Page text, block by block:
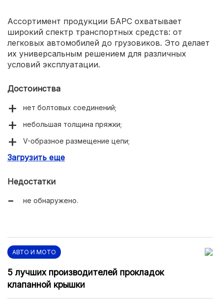
Ассортимент продукции БАРС охватывает
широкий спектр транспортных средств: от
легковых автомобилей до грузовиков. Это делает
их универсальным решением для различных
условий эксплуатации.
Достоинства
нет болтовых соединений;
небольшая толщина пряжки;
V-образное размещение цепи;
широкий ассортимент.
Загрузить еще
Недостатки
не обнаружено.
АВТО И МОТО
5 лучших производителей прокладок
клапанной крышки